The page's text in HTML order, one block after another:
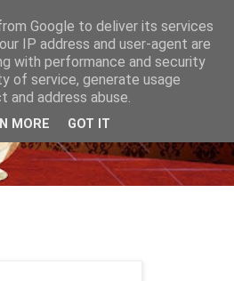
Google to deliver its services
IP address and user-agent are
with performance and security
of service, generate usage
address abuse.
MORE GOT IT